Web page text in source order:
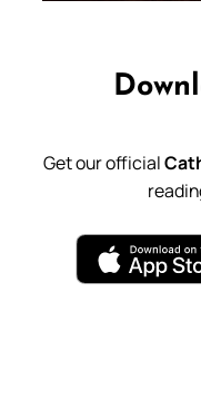
Get our official